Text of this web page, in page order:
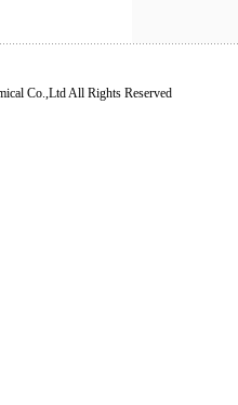
Co.,Ltd All Rights Reserved